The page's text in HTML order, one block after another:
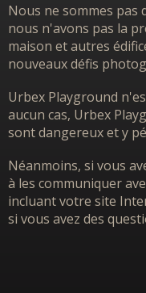
Nous ne sommes pas
nous n'avons pas la
maison et autres
nouveaux défis
Urbex Playground
aucun cas, Urbex
sont dangereux et y
Néanmoins, si vous
à les communiquer
incluant votre site
si vous avez des